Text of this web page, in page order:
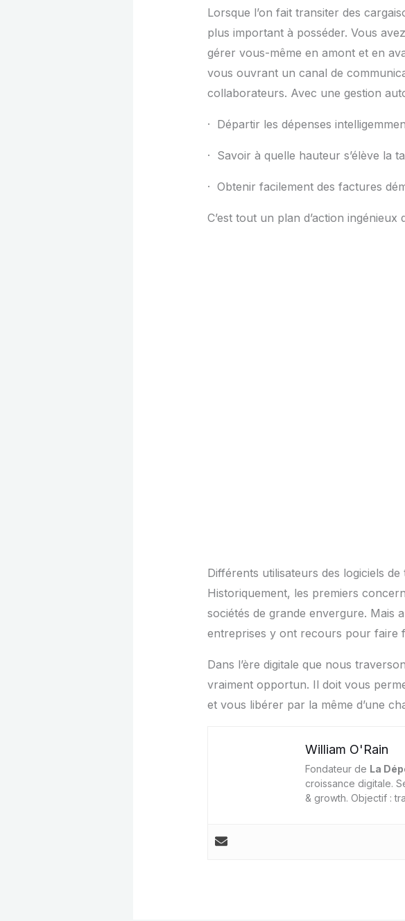
Lorsque l’on fait transiter des
plus important à posséder. Vous
gérer vous-même en amont et en
vous ouvrant un canal de
collaborateurs. Avec une gestion
· Départir les dépenses
· Savoir à quelle hauteur s’élève la
· Obtenir facilement des factures
C’est tout un plan d’action
Différents utilisateurs des logiciels
Historiquement, les premiers
sociétés de grande envergure. Mais
entreprises y ont recours pour faire
Dans l’ère digitale que nous
vraiment opportun. Il doit vous
et vous libérer par la même d’une
William O'Rain
Fondateur de La
croissance digitale.
& growth. Objectif :